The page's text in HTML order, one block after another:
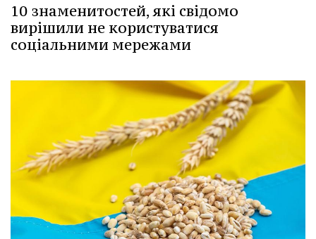
10 знаменитостей, які свідомо
вирішили не користуватися
соціальними мережами